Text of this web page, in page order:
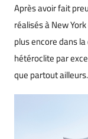
Après avoir fait
réalisés à New
plus encore dans
hétéroclite par
que partout ailleurs.